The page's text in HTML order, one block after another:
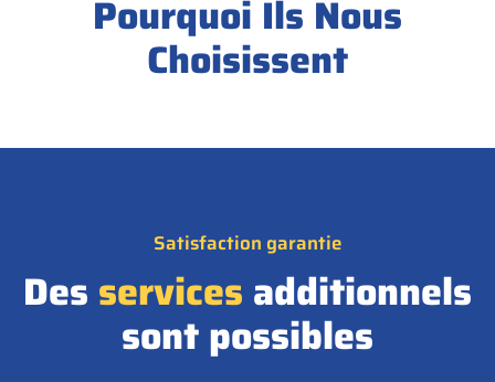
Pourquoi Ils Nous
Choisissent
Satisfaction garantie
Des services additionnels
sont possibles